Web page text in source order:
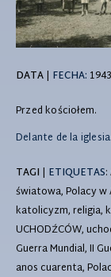
DATA| FECHA:
Przed kościołem.
Delante de la iglesia.
TAGI | ETIQUETAS
światowa, Polacy w
katolicyzm, religia,
UCHODŹCÓW,
Guerra Mundial, II
anos cuarenta,